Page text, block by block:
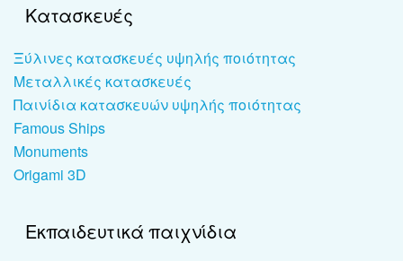
Κατασκευές
Ξύλινες κατασκευές υψηλής ποιότητας
Μεταλλικές κατασκευές
Παινίδια κατασκευών υψηλής ποιότητας
Famous Ships
Monuments
Origami 3D
Εκπαιδευτικά παιχνίδια